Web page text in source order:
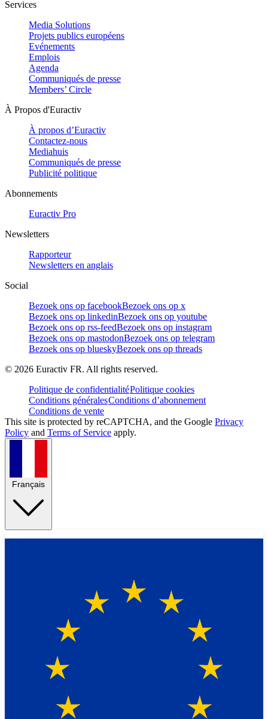
Services
Media Solutions
Projets publics européens
Evénements
Emplois
Agenda
Communiqués de presse
Members’ Circle
À Propos d'Euractiv
À propos d’Euractiv
Contactez-nous
Mediahuis
Communiqués de presse
Publicité politique
Abonnements
Euractiv Pro
Newsletters
Rapporteur
Newsletters en anglais
Social
Bezoek ons op facebookBezoek ons op x
Bezoek ons op linkedinBezoek ons op youtube
Bezoek ons op rss-feedBezoek ons op instagram
Bezoek ons op mastodonBezoek ons op telegram
Bezoek ons op blueskyBezoek ons op threads
© 2026 Euractiv FR. All rights reserved.
Politique de confidentialitéPolitique cookies
Conditions généralesConditions d’abonnement
Conditions de vente
This site is protected by reCAPTCHA, and the Google Privacy
Policy and Terms of Service apply.
Français